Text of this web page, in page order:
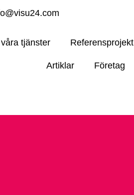
tjänster Referensprojekt
Artiklar Företag